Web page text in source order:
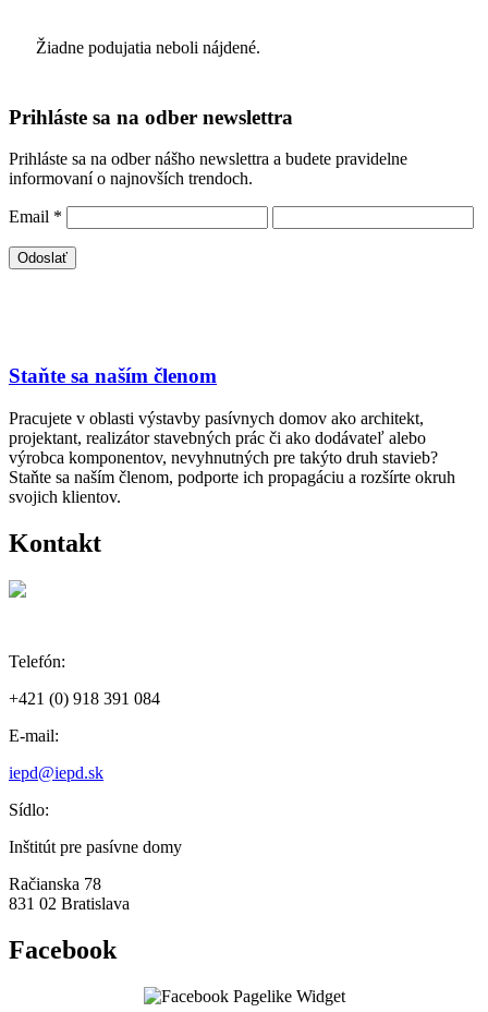
Žiadne podujatia neboli nájdené.
Prihláste sa na odber newslettra
Prihláste sa na odber nášho newslettra a budete pravidelne
informovaní o najnovších trendoch.
Email *
Staňte sa naším členom
Pracujete v oblasti výstavby pasívnych domov ako architekt,
projektant, realizátor stavebných prác či ako dodávateľ alebo
výrobca komponentov, nevyhnutných pre takýto druh stavieb?
Staňte sa naším členom, podporte ich propagáciu a rozšírte okruh
svojich klientov.
Kontakt
Telefón:
+421 (0) 918 391 084
E-mail:
iepd@iepd.sk
Sídlo:
Inštitút pre pasívne domy
Račianska 78
831 02 Bratislava
Facebook